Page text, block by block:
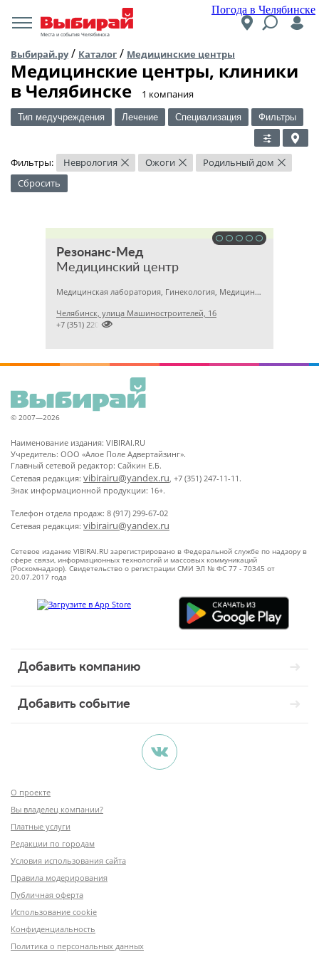
Погода в Челябинске
Места и события Челябинска
Выбирай.ру/ Каталог / Медицинские центры
Медицинские центры, клиники
в Челябинске
​1 компания
Тип медучреждения Лечение Специализация Фильтры
Фильтры: Неврология × Ожоги × Родильный дом ×
Сбросить
Резонанс-Мед
Медицинский центр
Медицинская лаборатория, Гинекология, Медицинский центр
Челябинск, улица Машиностроителей, 16

+7 (351) 2201031
© 2007—2026
Наименование издания: VIBIRAI.RU
Учредитель: ООО «Алое Поле Адвертайзинг».
Главный сетевой редактор: Сайкин Е.Б.
Сетевая редакция: vibirairu@yandex.ru, +7 (351) 247-11-11.
Знак информационной продукции: 16+.
Телефон отдела продаж: 8 (917) 299-67-02
Сетевая редакция: vibirairu@yandex.ru
Сетевое издание VIBIRAI.RU зарегистрировано в Федеральной службе по надзору в
сфере связи, информационных технологий и массовых коммуникаций
(Роскомнадзор). Свидетельство о регистрации СМИ ЭЛ № ФС 77 - 70345 от
20.07.2017 года
Добавить компанию
Добавить событие
О проекте
Вы владелец компании?
Платные услуги
Редакции по городам
Условия использования сайта
Правила модерирования
Публичная оферта
Использование cookie
Конфиденциальность
Политика о персональных данных